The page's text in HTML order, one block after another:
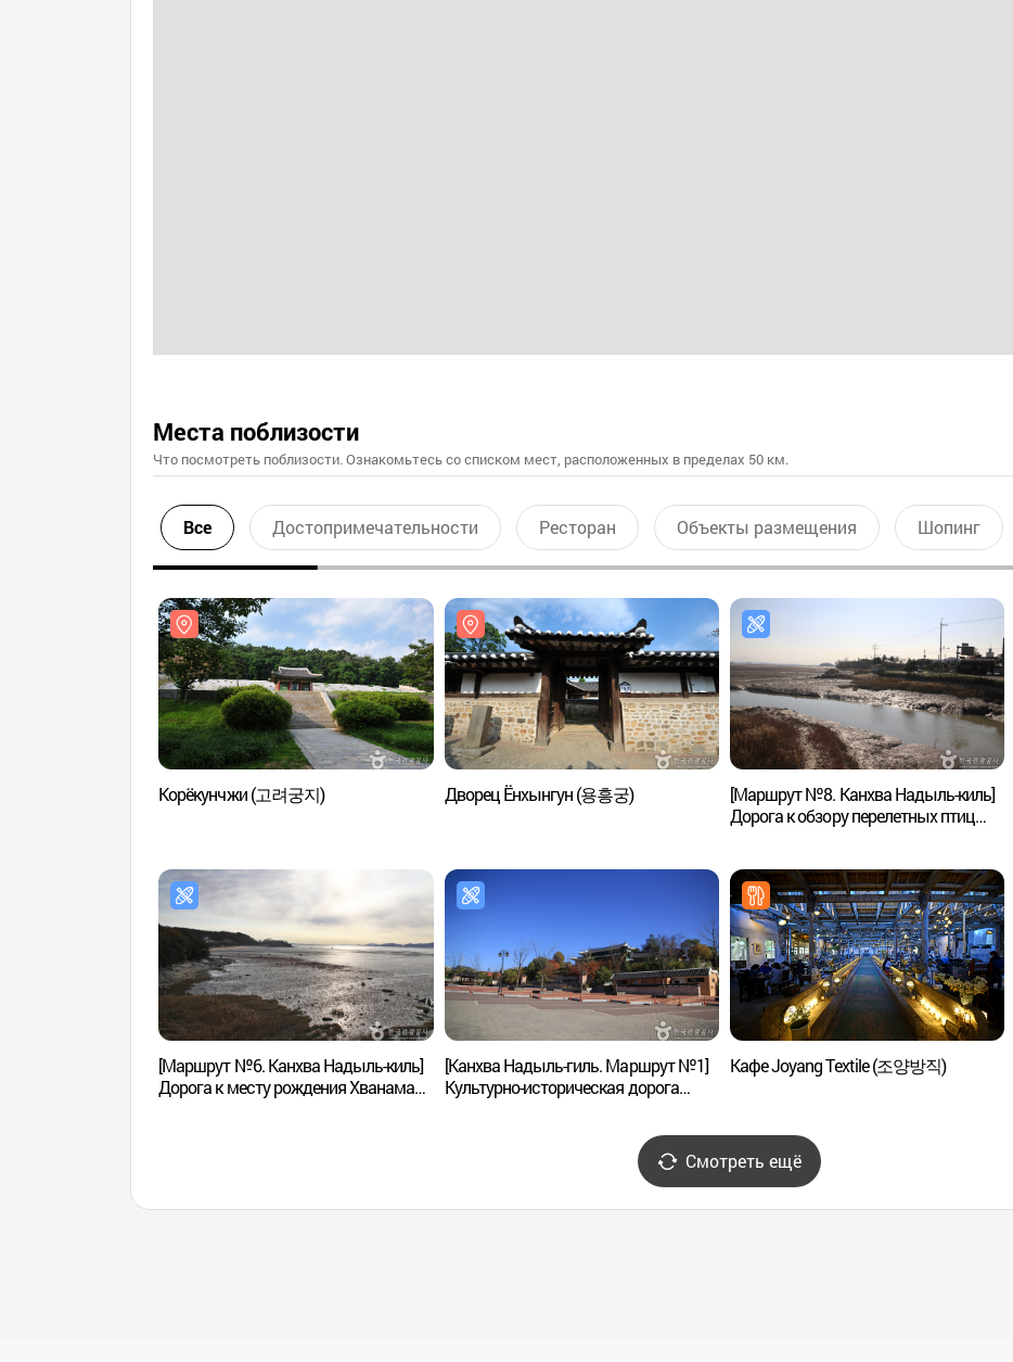
Места поблизости
Что посмотреть поблизости. Ознакомьтесь со списком мест, расположенных в пределах 50 км.
Все Достопримечательности Ресторан Объекты размещения Шопинг
Корёкунчжи (고려궁지) Дворец Ёнхынгун (용흥궁)
[Маршрут №8. Канхва Надыль-киль]
Дорога к обзору перелетных птиц
[Маршрут №6. Канхва Надыль-киль]
Дорога к месту рождения Хванама
[Канхва Надыль-гиль. Маршрут №1]
Культурно-историческая дорога
Кафе Joyang Textile (조양방직)
Смотреть ещё